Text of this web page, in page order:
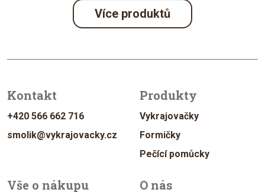
Více produktů
Kontakt
+420 566 662 716
smolik@vykrajovacky.cz
Produkty
Vykrajovačky
Formičky
Pečící pomůcky
Vše o nákupu O nás